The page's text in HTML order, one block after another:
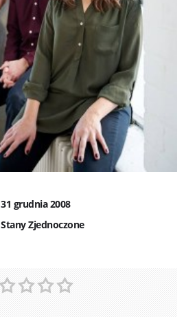
31 grudnia 2008
Stany Zjednoczone